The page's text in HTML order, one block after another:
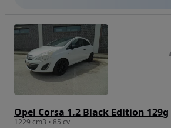
Opel Corsa 1.2 Black Edition 129g
1229 cm3 • 85 cv